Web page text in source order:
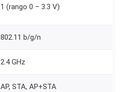
1 (rango 0 – 3.3 V)
802.11 b/g/n
2.4 GHz
AP, STA, AP+STA